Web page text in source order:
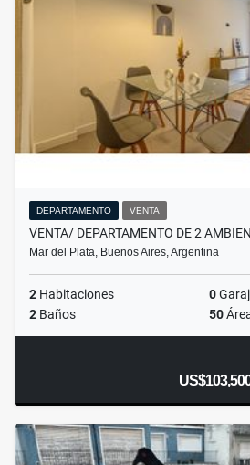
DEPARTAMENTO VENTA
VENTA/ DEPARTAMENTO DE 2
Mar del Plata, Buenos Aires, Argentina
2 Habitaciones 0
2 Baños 50